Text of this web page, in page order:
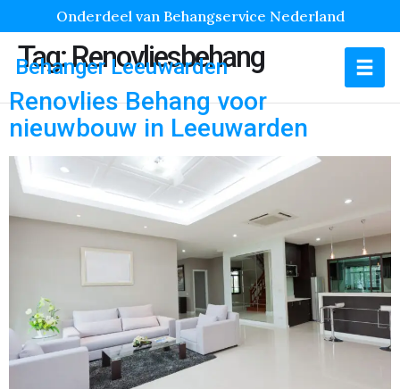
Onderdeel van Behangservice Nederland
Behanger Leeuwarden
Tag:Renovliesbehang
Renovlies Behang voor
nieuwbouw in Leeuwarden